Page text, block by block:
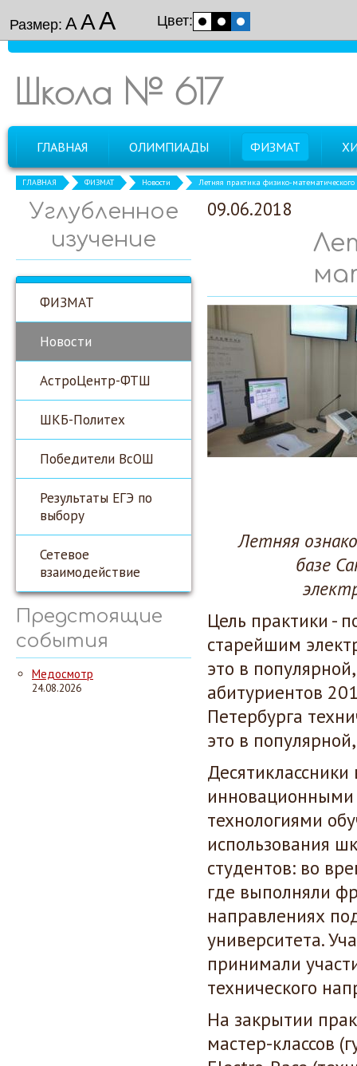
Размер: ААА Цвет:
Школа № 617
ГЛАВНАЯ ОЛИМПИАДЫ ФИЗМАТ
ГЛАВНАЯ ФИЗМАТ Новости Летняя практика физико-математического
Углубленное
изучение
ФИЗМАТ
Новости
АстроЦентр-ФТШ
ШКБ-Политех
Победители ВсОШ
Результаты ЕГЭ по
выбору
Сетевое
взаимодействие
Предстоящие
события
Медосмотр
24.08.2026
09.06.2018
Летняя
базе
Цель практики -
старейшим
это в
абитуриентов
Петербурга
это в
технологиями
использования
студентов: во
где выполняли
направлениях
университета.
принимали
технического
На закрытии
мастер-классов